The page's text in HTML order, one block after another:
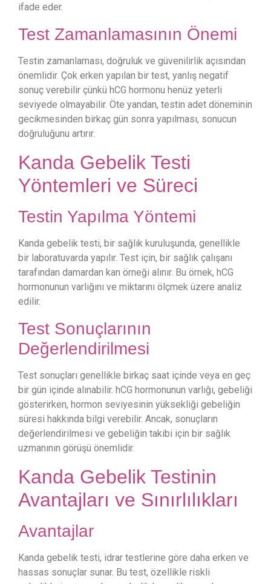
ifade eder.
Test Zamanlamasının Önemi
Testin zamanlaması, doğruluk ve güvenilirlik açısından
önemlidir. Çok erken yapılan bir test, yanlış negatif
sonuç verebilir çünkü hCG hormonu henüz yeterli
seviyede olmayabilir. Öte yandan, testin adet döneminin
gecikmesinden birkaç gün sonra yapılması, sonucun
doğruluğunu artırır.
Kanda Gebelik Testi
Yöntemleri ve Süreci
Testin Yapılma Yöntemi
Kanda gebelik testi, bir sağlık kuruluşunda, genellikle
bir laboratuvarda yapılır. Test için, bir sağlık çalışanı
tarafından damardan kan örneği alınır. Bu örnek, hCG
hormonunun varlığını ve miktarını ölçmek üzere analiz
edilir.
Test Sonuçlarının
Değerlendirilmesi
Test sonuçları genellikle birkaç saat içinde veya en geç
bir gün içinde alınabilir. hCG hormonunun varlığı, gebeliği
gösterirken, hormon seviyesinin yüksekliği gebeliğin
süresi hakkında bilgi verebilir. Ancak, sonuçların
değerlendirilmesi ve gebeliğin takibi için bir sağlık
uzmanının görüşü önemlidir.
Kanda Gebelik Testinin
Avantajları ve Sınırlılıkları
Avantajlar
Kanda gebelik testi, idrar testlerine göre daha erken ve
hassas sonuçlar sunar. Bu test, özellikle riskli